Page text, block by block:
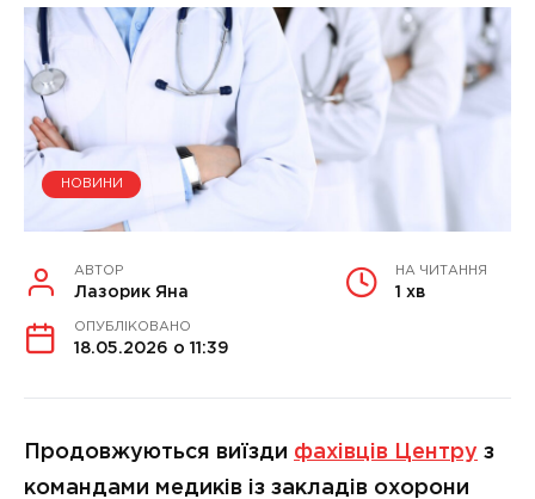
НОВИНИ
АВТОР
Лазорик Яна
НА ЧИТАННЯ
1 хв
ОПУБЛІКОВАНО
18.05.2026 о 11:39
Продовжуються виїзди фахівців Центру з
командами медиків із закладів охорони